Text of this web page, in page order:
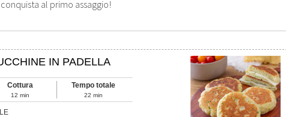
al primo assaggio!
IN PADELLA
Cottura
12 min
Tempo totale
22 min